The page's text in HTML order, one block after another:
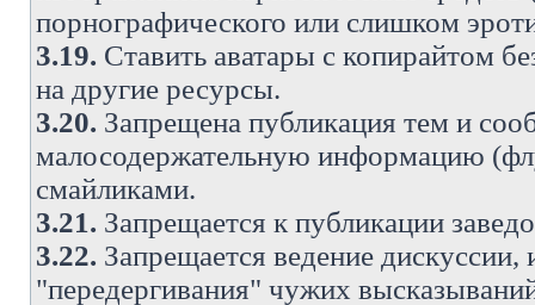
порнографического или слишком
3.19. Ставить аватары с копирайтом
на другие ресурсы.
3.20. Запрещена публикация тем и
малосодержательную информацию
смайликами.
3.21. Запрещается к публикации
3.22. Запрещается ведение
"передергивания" чужих